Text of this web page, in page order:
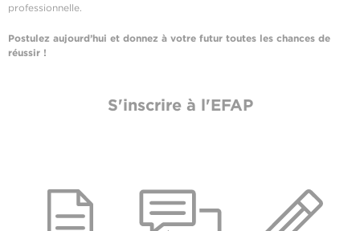
professionnelle.
Postulez aujourd’hui et donnez à votre futur toutes les chances de
réussir !
S'inscrire à l'EFAP